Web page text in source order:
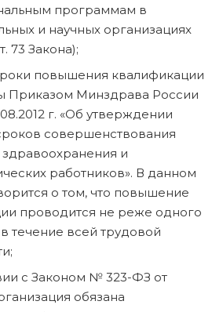
программам в
и научных организациях
73 Закона);
повышения квалификации
Приказом Минздрава России
г. «Об утверждении
совершенствования
и
работников». В данном
о том, что повышение
проводится не реже одного
в течение всей трудовой
с Законом № 323-ФЗ от
обязана